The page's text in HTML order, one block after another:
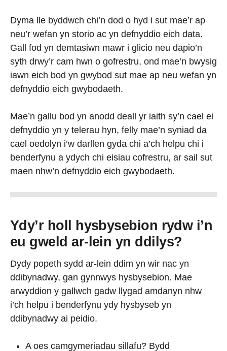
Dyma lle byddwch chi’n dod o hyd i sut mae’r ap
neu’r wefan yn storio ac yn defnyddio eich data.
Gall fod yn demtasiwn mawr i glicio neu dapio’n
syth drwy’r cam hwn o gofrestru, ond mae’n bwysig
iawn eich bod yn gwybod sut mae ap neu wefan yn
defnyddio eich gwybodaeth.
Mae’n gallu bod yn anodd deall yr iaith sy’n cael ei
defnyddio yn y telerau hyn, felly mae’n syniad da
cael oedolyn i’w darllen gyda chi a’ch helpu chi i
benderfynu a ydych chi eisiau cofrestru, ar sail sut
maen nhw’n defnyddio eich gwybodaeth.
Ydy’r holl hysbysebion rydw i’n
eu gweld ar-lein yn ddilys?
Dydy popeth sydd ar-lein ddim yn wir nac yn
ddibynadwy, gan gynnwys hysbysebion. Mae
arwyddion y gallwch gadw llygad amdanyn nhw
i’ch helpu i benderfynu ydy hysbyseb yn
ddibynadwy ai peidio.
A oes camgymeriadau sillafu? Bydd